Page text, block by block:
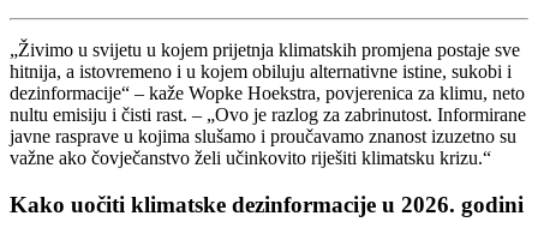
„Živimo u svijetu u kojem prijetnja klimatskih promjena postaje sve
hitnija, a istovremeno i u kojem obiluju alternativne istine, sukobi i
dezinformacije“ – kaže Wopke Hoekstra, povjerenica za klimu, neto
nultu emisiju i čisti rast. – „Ovo je razlog za zabrinutost. Informirane
javne rasprave u kojima slušamo i proučavamo znanost izuzetno su
važne ako čovječanstvo želi učinkovito riješiti klimatsku krizu.“
Kako uočiti klimatske dezinformacije u 2026. godini